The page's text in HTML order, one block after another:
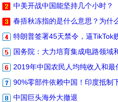
中美开战中国能坚持几个小时？
春捂秋冻指的是什么意思？为什
特朗普签署45天禁令，逼TikTok
国务院：大力培育集成电路领域
2019年中国农民人均纯收入和
90%零部件依赖中国！印度抵制
中国巨头海外大撤退